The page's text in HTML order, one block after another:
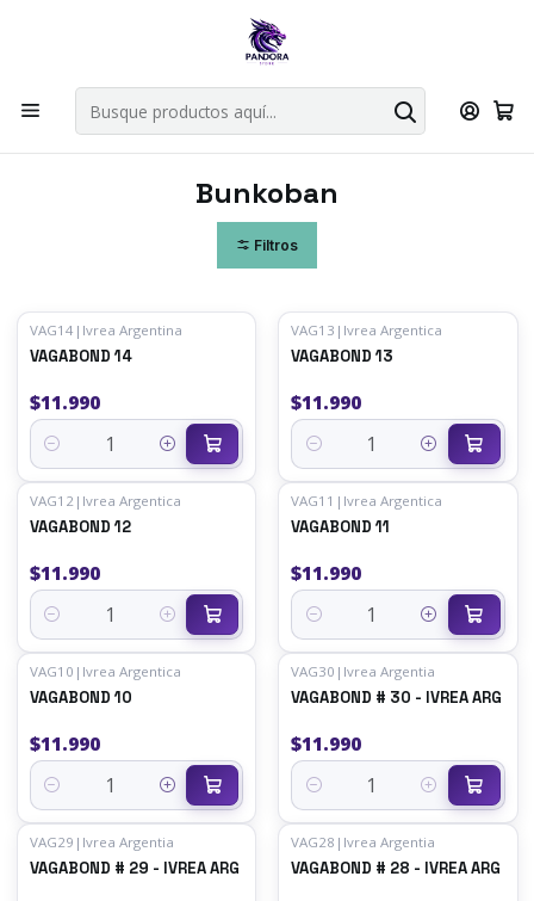
Por compras en cartas singles superiores a 49.990 el envio es
Explorar singles
Inicio Mangas
Bunkoban
Filtros
VAG14 | Ivrea Argentina
VAGABOND 14
$11.990
Cantidad
VAG13 | Ivrea Argentica
VAGABOND 13
$11.990
Cantidad
VAG12 | Ivrea Argentica
VAGABOND 12
$11.990
Cantidad
VAG11 | Ivrea Argentica
VAGABOND 11
$11.990
Cantidad
VAG10 | Ivrea Argentica
VAGABOND 10
$11.990
Cantidad
VAG30 | Ivrea Argentia
VAGABOND # 30 - IVREA ARG
$11.990
Cantidad
VAG29 | Ivrea Argentia
VAGABOND # 29 - IVREA ARG
VAG28 | Ivrea Argentia
VAGABOND # 28 - IVREA ARG